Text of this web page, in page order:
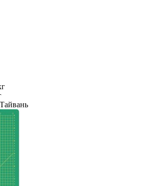
Тайвань